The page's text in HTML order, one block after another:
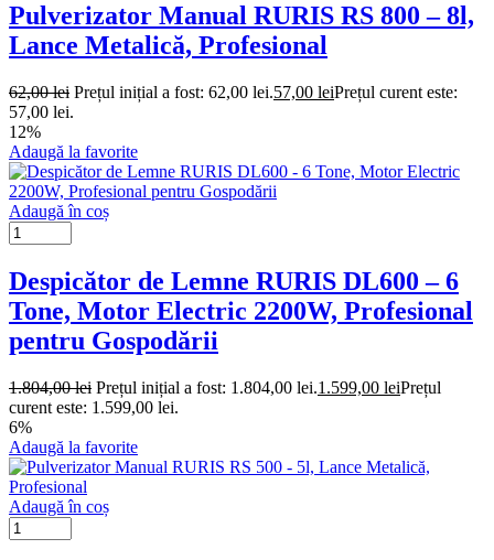
Pulverizator Manual RURIS RS 800 – 8l,
Lance Metalică, Profesional
62,00lei Prețul inițial a fost: 62,00 lei.57,00 leiPrețul curent este:
57,00 lei.
12%
Adaugă la favorite
Adaugă în coș
Despicător de Lemne RURIS DL600 – 6
Tone, Motor Electric 2200W, Profesional
pentru Gospodării
1.804,00lei Prețul inițial a fost: 1.804,00 lei.1.599,00 leiPrețul
curent este: 1.599,00 lei.
6%
Adaugă la favorite
Adaugă în coș